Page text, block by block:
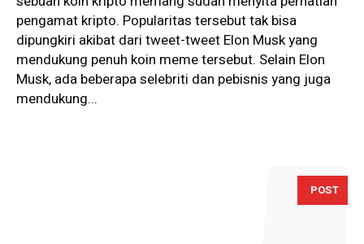
pengamat kripto. Popularitas tersebut tak bisa
dipungkiri akibat dari tweet-tweet Elon Musk yang
mendukung penuh koin meme tersebut. Selain Elon
Musk, ada beberapa selebriti dan pebisnis yang juga
mendukung...
POST